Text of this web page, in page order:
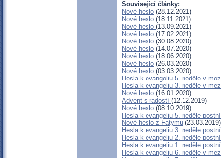
Související články:
Nové heslo (28.12.2021)
Nové heslo (18.11.2021)
Nové heslo (13.09.2021)
Nové heslo (17.02.2021)
Nové heslo (30.08.2020)
Nové heslo (14.07.2020)
Nové heslo (18.06.2020)
Nové heslo (26.03.2020)
Nové heslo (03.03.2020)
Hesla k evangeliu 5. neděle v
Hesla k evangeliu 3. neděle v
Nové heslo (16.01.2020)
Advent s radostí (12.12.2019)
Nové heslo (08.10.2019)
Hesla k evangeliu 5. neděle
Nové heslo z Fatymu (23.03.2019)
Hesla k evangeliu 3. neděle
Hesla k evangeliu 2. neděle
Hesla k evangeliu 1. neděle
Hesla k evangeliu 6. neděle v